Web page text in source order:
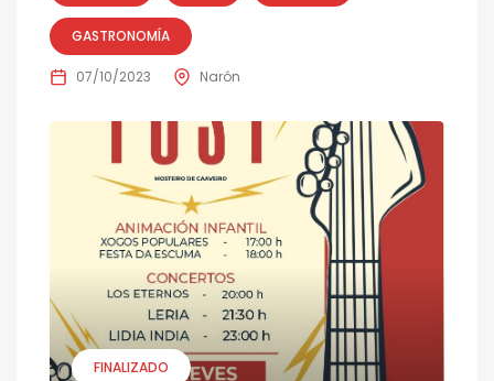
GASTRONOMÍA
07/10/2023 Narón
FINALIZADO